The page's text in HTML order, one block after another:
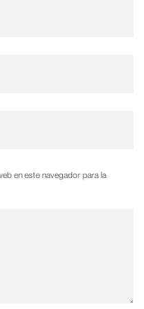
en este navegador para la